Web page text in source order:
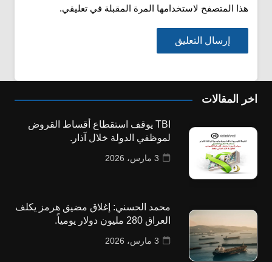
هذا المتصفح لاستخدامها المرة المقبلة في تعليقي.
اخر المقالات
TBI يوقف استقطاع أقساط القروض
لموظفي الدولة خلال آذار.
3 مارس، 2026
محمد الحسني: إغلاق مضيق هرمز يكلف
العراق 280 مليون دولار يومياً.
3 مارس، 2026